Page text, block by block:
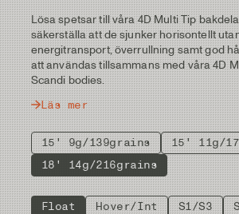
Lösa spetsar till våra 4D Multi Tip
säkerställa att de sjunker horisontellt
energitransport, överrullning samt god
att användas tillsammans med våra 4D
Scandi bodies.
Läs mer
15' 9g/139grains
15' 11g/
18' 14g/216grains
Float Hover/Int S1/S3